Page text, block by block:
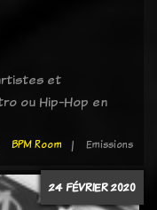
et
ou Hip-Hop en
BPM Room Emissions
24 FÉVRIER 2020